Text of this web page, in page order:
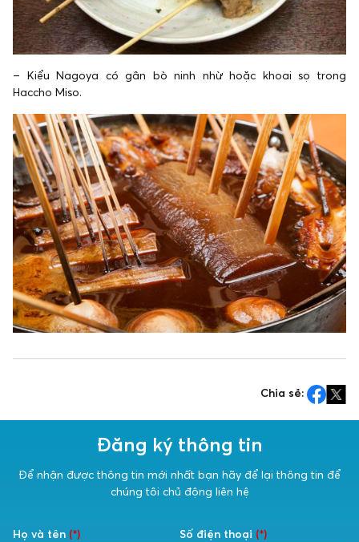
– Kiểu Nagoya có gân bò ninh nhừ hoặc khoai sọ trong
Haccho Miso.
Chia sẻ:
Đăng ký thông tin
Để nhận được thông tin mới nhất bạn hãy để lại thông tin để
chúng tôi chủ động liên hệ
Họ và tên (*) Số điện thoại (*)